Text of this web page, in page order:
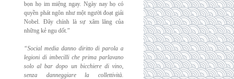
bọn họ im miệng ngay. Ngày nay họ có
quyền phát ngôn như một người đoạt giải
Nobel. Đây chính là sự xâm lăng của
những kẻ ngu dốt.”
“Social media danno diritto di parola a
legioni di imbecilli che prima parlavano
solo albar dopo un bicchiere di vino,
senza danneggiare la collettività.